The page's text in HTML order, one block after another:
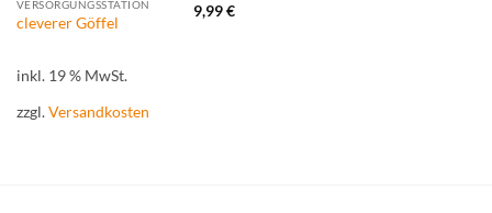
VERSORGUNGSSTATION
cleverer Göffel
9,99€
inkl. 19 % MwSt.
zzgl.Versandkosten